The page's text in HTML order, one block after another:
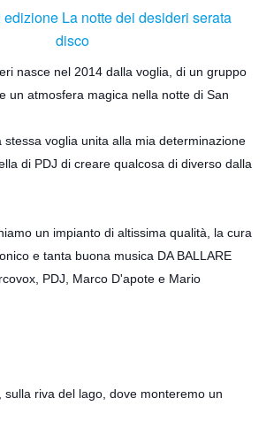
nasce nel 2014 dalla voglia, di un gruppo
un atmosfera magica nella notte di San
stessa voglia unita alla mia determinazione
di PDJ di creare qualcosa di diverso dalla
un impianto di altissima qualità, la cura
e tanta buona musica DA BALLARE
, PDJ, Marco D'apote e Mario
sulla riva del lago, dove monteremo un